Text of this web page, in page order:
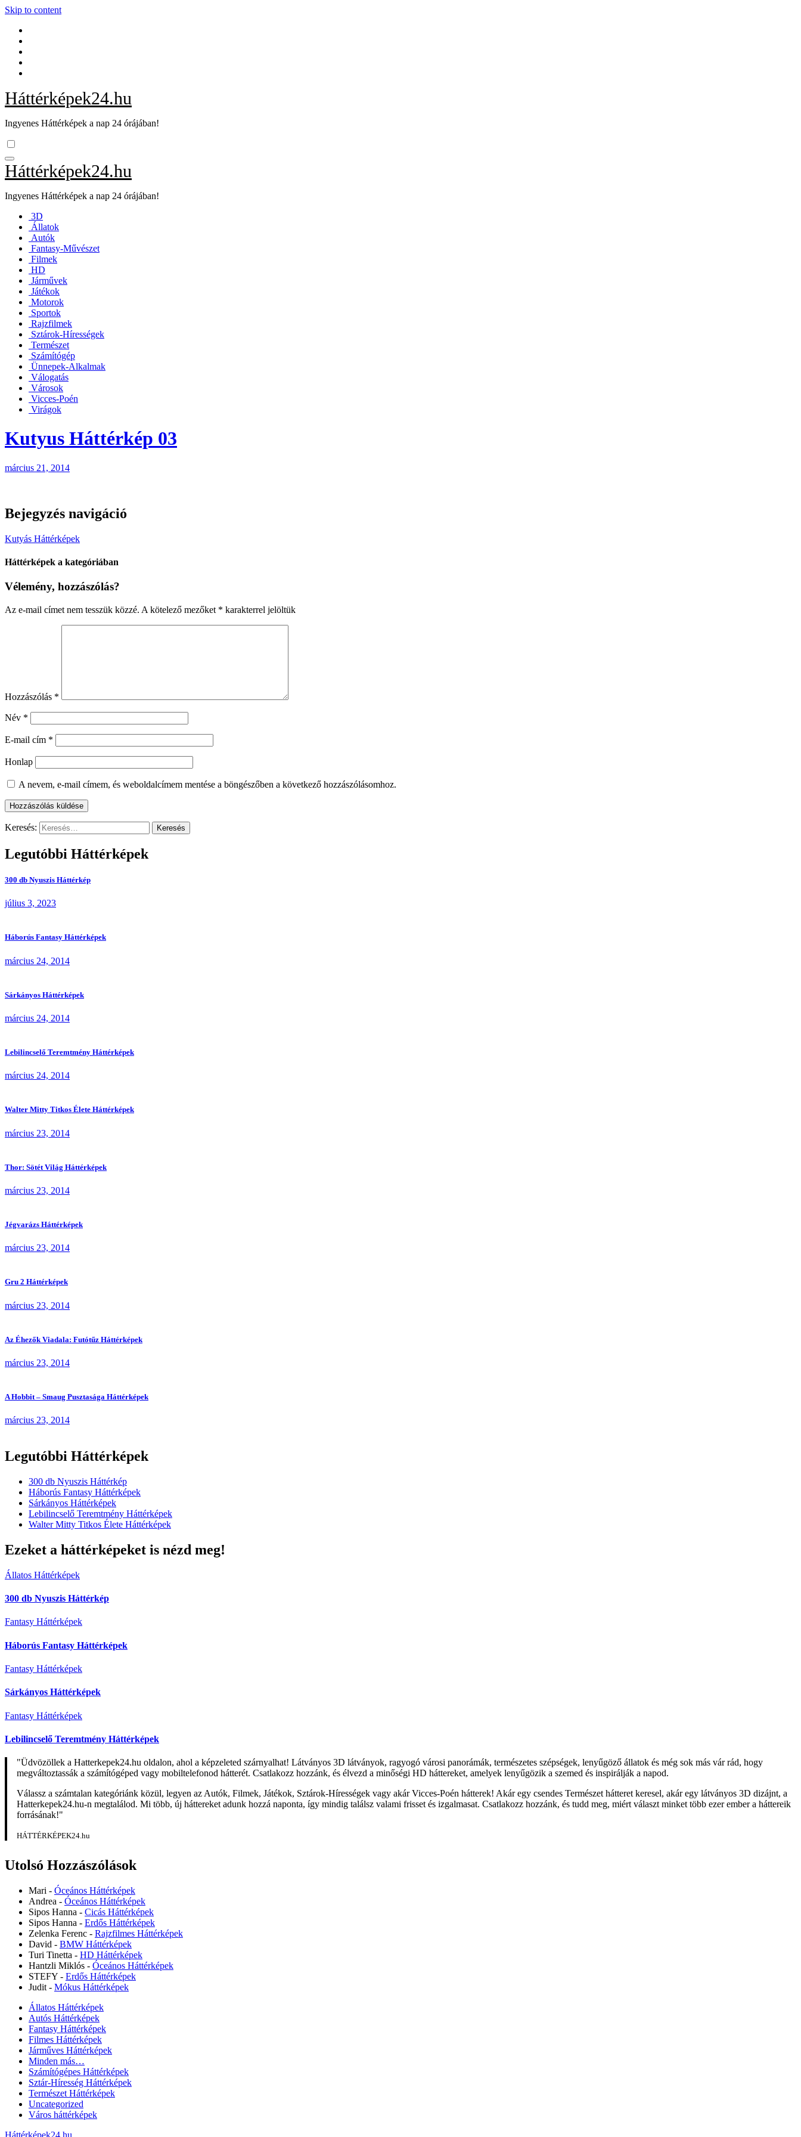
Skip to content
Háttérképek24.hu
Ingyenes Háttérképek a nap 24 órájában!
Háttérképek24.hu
Ingyenes Háttérképek a nap 24 órájában!
3D
Állatok
Autók
Fantasy-Művészet
Filmek
HD
Járművek
Játékok
Motorok
Sportok
Rajzfilmek
Sztárok-Hírességek
Természet
Számítógép
Ünnepek-Alkalmak
Válogatás
Városok
Vicces-Poén
Virágok
Kutyus Háttérkép 03
március 21, 2014
Bejegyzés navigáció
Kutyás Háttérképek
Háttérképek a kategóriában
Vélemény, hozzászólás?
Az e-mail címet nem tesszük közzé. A kötelező mezőket * karakterrel jelöltük
Hozzászólás *
Név *
E-mail cím *
Honlap
A nevem, e-mail címem, és weboldalcímem mentése a böngészőben a következő hozzászólásomhoz.
Keresés:
Legutóbbi Háttérképek
300 db Nyuszis Háttérkép
július 3, 2023
Háborús Fantasy Háttérképek
március 24, 2014
Sárkányos Háttérképek
március 24, 2014
Lebilincselő Teremtmény Háttérképek
március 24, 2014
Walter Mitty Titkos Élete Háttérképek
március 23, 2014
Thor: Sötét Világ Háttérképek
március 23, 2014
Jégvarázs Háttérképek
március 23, 2014
Gru 2 Háttérképek
március 23, 2014
Az Éhezők Viadala: Futótűz Háttérképek
március 23, 2014
A Hobbit – Smaug Pusztasága Háttérképek
március 23, 2014
Legutóbbi Háttérképek
300 db Nyuszis Háttérkép
Háborús Fantasy Háttérképek
Sárkányos Háttérképek
Lebilincselő Teremtmény Háttérképek
Walter Mitty Titkos Élete Háttérképek
Ezeket a háttérképeket is nézd meg!
Állatos Háttérképek
300 db Nyuszis Háttérkép
Fantasy Háttérképek
Háborús Fantasy Háttérképek
Fantasy Háttérképek
Sárkányos Háttérképek
Fantasy Háttérképek
Lebilincselő Teremtmény Háttérképek
"Üdvözöllek a Hatterkepek24.hu oldalon, ahol a képzeleted szárnyalhat! Látványos 3D látványok, ragyogó városi panorámák, természetes szépségek, lenyűgöző állatok és még sok más vár rád, hogy
megváltoztassák a számítógéped vagy mobiltelefonod hátterét. Csatlakozz hozzánk, és élvezd a minőségi HD háttereket, amelyek lenyűgözik a szemed és inspirálják a napod.
Válassz a számtalan kategóriánk közül, legyen az Autók, Filmek, Játékok, Sztárok-Hírességek vagy akár Vicces-Poén hátterek! Akár egy csendes Természet hátteret keresel, akár egy látványos 3D dizájnt, a
Hatterkepek24.hu-n megtalálod. Mi több, új háttereket adunk hozzá naponta, így mindig találsz valami frisset és izgalmasat. Csatlakozz hozzánk, és tudd meg, miért választ minket több ezer ember a háttereik
forrásának!"
HÁTTÉRKÉPEK24.hu
Utolsó Hozzászólások
Mari - Óceános Háttérképek
Andrea - Óceános Háttérképek
Sipos Hanna - Cicás Háttérképek
Sipos Hanna - Erdős Háttérképek
Zelenka Ferenc - Rajzfilmes Háttérképek
David - BMW Háttérképek
Turi Tinetta - HD Háttérképek
Hantzli Miklós - Óceános Háttérképek
STEFY - Erdős Háttérképek
Judit - Mókus Háttérképek
Állatos Háttérképek
Autós Háttérképek
Fantasy Háttérképek
Filmes Háttérképek
Járműves Háttérképek
Minden más…
Számítógépes Háttérképek
Sztár-Híresség Háttérképek
Természet Háttérképek
Uncategorized
Város háttérképek
Háttérképek24.hu